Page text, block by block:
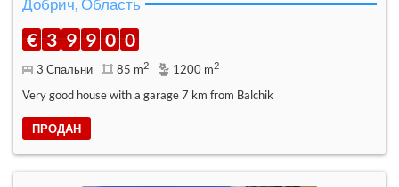
€ 3 9 9 0 0
3 Спальни 85 m2 1200 m2
Very good house with a garage 7 km from Balchik
ПРОДАН